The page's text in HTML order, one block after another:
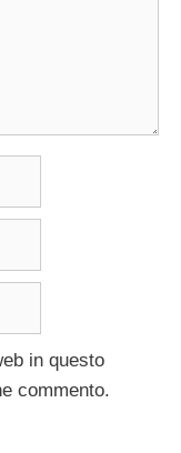
in questo
commento.